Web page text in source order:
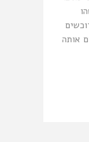
אותה